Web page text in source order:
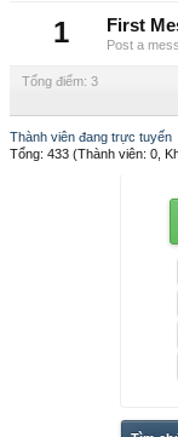
1 First
Post a
Tổng điểm: 3
Thành viên đang trực tuyến
Tổng: 433 (Thành viên: 0,